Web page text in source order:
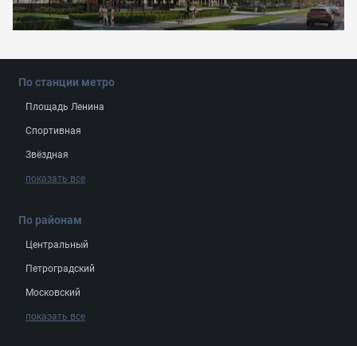
По станции метро
Площадь Ленина
Спортивная
Звёздная
показать все
По районам
Центральный
Петроградский
Московский
показать все